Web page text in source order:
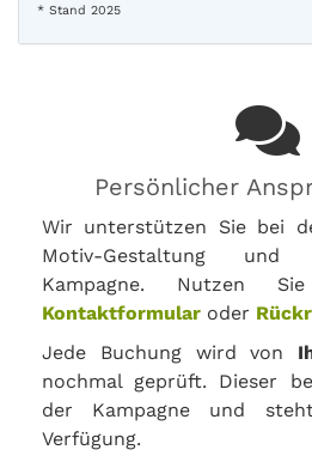
* Stand 2025
Persönlicher
Wir unterstützen Sie bei
Motiv-Gestaltung und
Kampagne. Nutzen
Kontaktformular oder
Jede Buchung wird von
nochmal geprüft. Dieser
der Kampagne und
Verfügung.